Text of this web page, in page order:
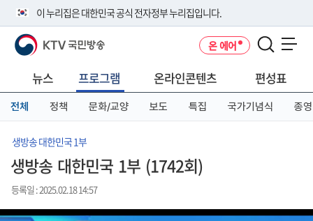
이 누리집은 대한민국 공식 전자정부 누리집입니다.
공식 누리집 주소 확인하기
니다.
이밖에 or.kr 또는 .kr등 다른 도메인 주소를 사용하고 있다면 아래 URL에
서 도메인 주소를 확인해 보세요
KTV 국민방송 온 에어
뉴스 프로그램 온라인콘텐츠 편성표
전체 정책 문화/교양 보도 특집 국가기념식 종영
생방송 대한민국 1부
생방송 대한민국 1부 (1742회)
등록일 : 2025.02.18 14:57